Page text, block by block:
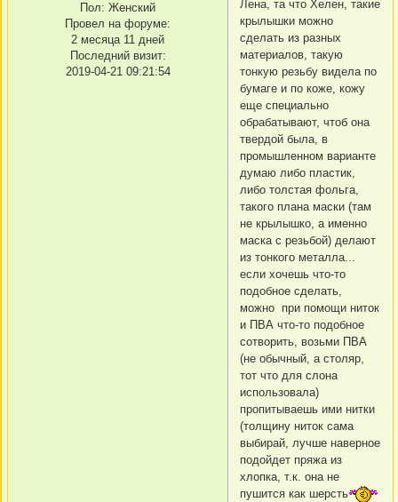
Пол: Женский
Провел на форуме:
2 месяца 11 дней
Последний визит:
2019-04-21 09:21:54
Лена, та что Хелен, такие
крылышки можно
сделать из разных
материалов, такую
тонкую резьбу видела по
бумаге и по коже, кожу
еще специально
обрабатывают, чтоб она
твердой была, в
промышленном варианте
думаю либо пластик,
либо толстая фольга,
такого плана маски (там
не крылышко, а именно
маска с резьбой) делают
из тонкого металла...
если хочешь что-то
подобное сделать,
можно при помощи ниток
и ПВА что-то подобное
сотворить, возьми ПВА
(не обычный, а столяр,
тот что для слона
использовала)
пропитываешь ими нитки
(толщину ниток сама
выбирай, лучше наверное
подойдет пряжа из
хлопка, т.к. она не
пушится как шерсть